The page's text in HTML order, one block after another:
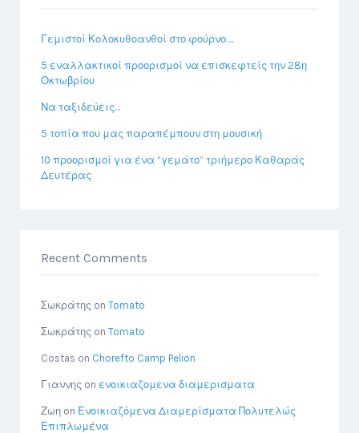
Γεμιστοί Κολοκυθοανθοί στο φούρνο….
5 εναλλακτικοί προορισμοί να επισκεφτείς την 28η
Οκτωβρίου
Να ταξιδεύεις…
5 τοπία που μας παραπέμπουν στη μουσική
10 προορισμοί για ένα “γεμάτο” τριήμερο Καθαράς
Δευτέρας
Recent Comments
Σωκράτης on Tomato
Σωκράτης on Tomato
Costas on Chorefto Camp Pelion
Γιαννης on ενοικιαζομενα διαμερισματα
Ζωη on Ενοικιαζόμενα Διαμερίσματα Πολυτελώς
Επιπλωμένα